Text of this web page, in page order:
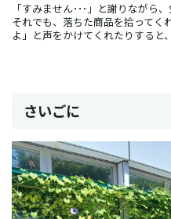
「すみません･･･」と謝りながら
それでも、落ちた商品を拾ってく
よ」と声をかけてくれたりすると
さいごに